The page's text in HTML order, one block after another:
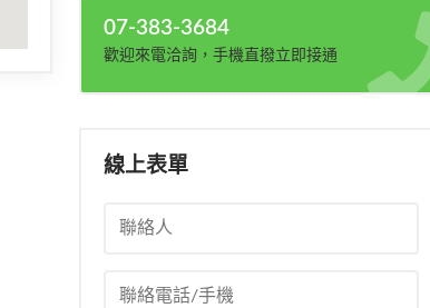
07-383-3684
歡迎來電洽詢，手機直撥立即接通
線上表單